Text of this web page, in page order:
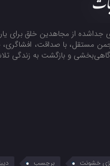
از مجاهدین خلق برای
مستقل، با صداقت، افشاگری،
و بازگشت به زندگی
خشونت برچسب